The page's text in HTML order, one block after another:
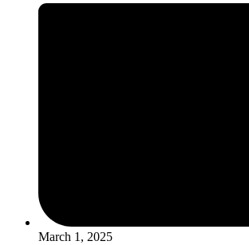
March 1, 2025